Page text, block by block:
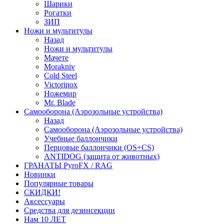
Шарики
Рогатки
ЗИП
Ножи и мультитулы
Назад
Ножи и мультитулы
Мачете
Morakniv
Cold Steel
Victorinox
Ножемир
Mr. Blade
Самооборона (Аэрозольные устройства)
Назад
Самооборона (Аэрозольные устройства)
Учебные баллончики
Перцовые баллончики (OS+CS)
ANTIDOG (защита от животных)
ГРАНАТЫ PyroFX / RAG
Новинки
Популярные товары
СКИДКИ!
Аксессуары
Средства для дезинсекции
Нам 10 ЛЕТ